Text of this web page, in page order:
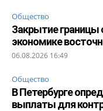
Общество
Закрытие границы
экономике
06.08.2026 16:49
Общество
В Петербурге
выплаты для